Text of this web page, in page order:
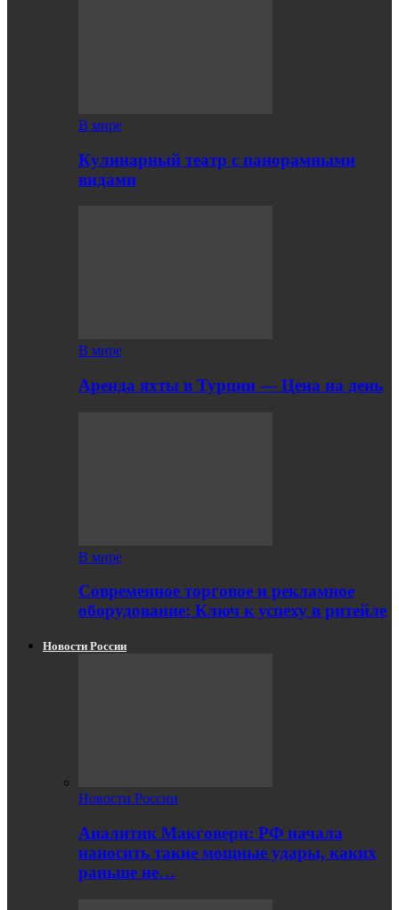
В мире
Кулинарный театр с панорамными
видами
В мире
Аренда яхты в Турции — Цена на день
В мире
Современное торговое и рекламное
оборудование: Ключ к успеху в ритейле
Новости России
Новости России
Аналитик Макговерн: РФ начала
наносить такие мощные удары, каких
раньше не…